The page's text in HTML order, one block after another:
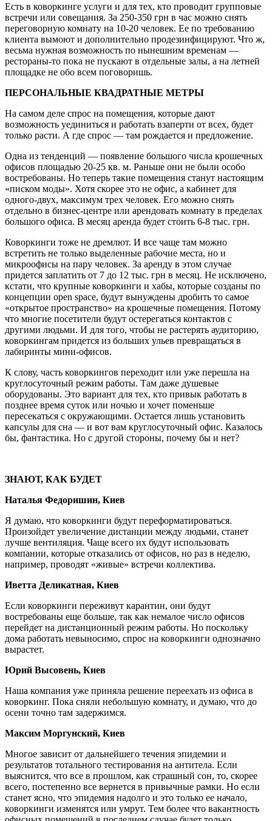
Есть в коворкинге услуги и для тех, кто проводит групповые
встречи или совещания. За 250-350 грн в час можно снять
переговорную комнату на 10-20 человек. Ее по требованию
клиента вымоют и дополнительно продезинфицируют. Что ж,
весьма нужная возможность по нынешним временам —
рестораны-то пока не пускают в отдельные залы, а на летней
площадке не обо всем поговоришь.
ПЕРСОНАЛЬНЫЕ КВАДРАТНЫЕ МЕТРЫ
На самом деле спрос на помещения, которые дают
возможность уединиться и работать взаперти от всех, будет
только расти. А где спрос — там рождается и предложение.
Одна из тенденций — появление большого числа крошечных
офисов площадью 20-25 кв. м. Раньше они не были особо
востребованы. Но теперь такие помещения станут настоящим
«писком моды». Хотя скорее это не офис, а кабинет для
одного-двух, максимум трех человек. Его можно снять
отдельно в бизнес-центре или арендовать комнату в пределах
большого офиса. В месяц аренда будет стоить 6-8 тыс. грн.
Коворкинги тоже не дремлют. И все чаще там можно
встретить не только выделенные рабочие места, но и
микроофисы на пару человек. За аренду в этом случае
придется заплатить от 7 до 12 тыс. грн в месяц. Не исключено,
кстати, что крупные коворкинги и хабы, которые созданы по
концепции open space, будут вынуждены дробить то самое
«открытое пространство» на крошечные помещения. Потому
что многие посетители будут остерегаться контактов с
другими людьми. И для того, чтобы не растерять аудиторию,
коворкингам придется из больших ульев превращаться в
лабиринты мини-офисов.
К слову, часть коворкингов переходит или уже перешла на
круглосуточный режим работы. Там даже душевые
оборудованы. Это вариант для тех, кто привык работать в
позднее время суток или ночью и хочет поменьше
пересекаться с окружающими. Остается лишь установить
капсулы для сна — и вот вам круглосуточный офис. Казалось
бы, фантастика. Но с другой стороны, почему бы и нет?
ЗНАЮТ, КАК БУДЕТ
Наталья Федоришин, Киев
Я думаю, что коворкинги будут переформатироваться.
Произойдет увеличение дистанции между людьми, станет
лучше вентиляция. Чаще всего их будут использовать
компании, которые отказались от офисов, но раз в неделю,
например, проводят «живые» встречи коллектива.
Иветта Деликатная, Киев
Если коворкинги переживут карантин, они будут
востребованы еще больше, так как немалое число офисов
перейдет на дистанционный режим работы. Но поскольку
дома работать невыносимо, спрос на коворкинги однозначно
вырастет.
Юрий Высовень, Киев
Наша компания уже приняла решение переехать из офиса в
коворкинг. Пока сняли небольшую комнату, и думаю, что до
осени точно там задержимся.
Максим Моргунский, Киев
Многое зависит от дальнейшего течения эпидемии и
результатов тотального тестирования на антитела. Если
выяснится, что все в прошлом, как страшный сон, то, скорее
всего, постепенно все вернется в привычные рамки. Но если
станет ясно, что эпидемия надолго и это только ее начало,
коворкинги изменятся или умрут. Тем более что вакантность